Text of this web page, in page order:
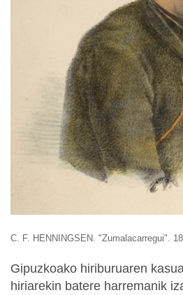
C. F. HENNINGSEN. "Zumalacarregui".
Gipuzkoako hiriburuaren
hiriarekin batere harremanik